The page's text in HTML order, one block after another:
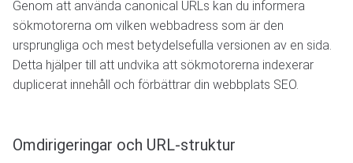
Genom att använda canonical URLs kan du informera
sökmotorerna om vilken webbadress som är den
ursprungliga och mest betydelsefulla versionen av en sida.
Detta hjälper till att undvika att sökmotorerna indexerar
duplicerat innehåll och förbättrar din webbplats SEO.
Omdirigeringar och URL-struktur